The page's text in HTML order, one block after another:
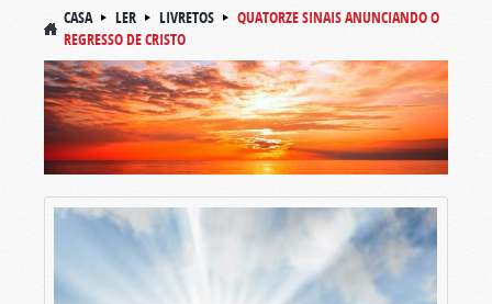
CASA LER LIVRETOS
QUATORZE SINAIS ANUNCIANDO O
REGRESSO DE CRISTO